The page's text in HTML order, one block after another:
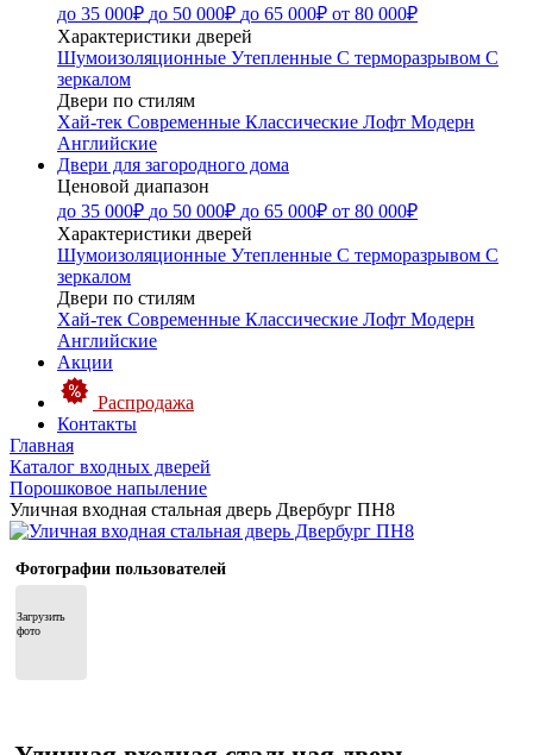
до 35 000₽ до 50 000₽ до 65 000₽ от 80 000₽
Характеристики дверей
Шумоизоляционные Утепленные С терморазрывом С
зеркалом
Двери по стилям
Хай-тек Современные Классические Лофт Модерн
Английские
Двери для загородного дома
Ценовой диапазон
до 35 000₽ до 50 000₽ до 65 000₽ от 80 000₽
Характеристики дверей
Шумоизоляционные Утепленные С терморазрывом С
зеркалом
Двери по стилям
Хай-тек Современные Классические Лофт Модерн
Английские
Акции
Распродажа
Контакты
Главная
Каталог входных дверей
Порошковое напыление
Уличная входная стальная дверь Двербург ПН8
Фотографии пользователей
Загрузить
фото